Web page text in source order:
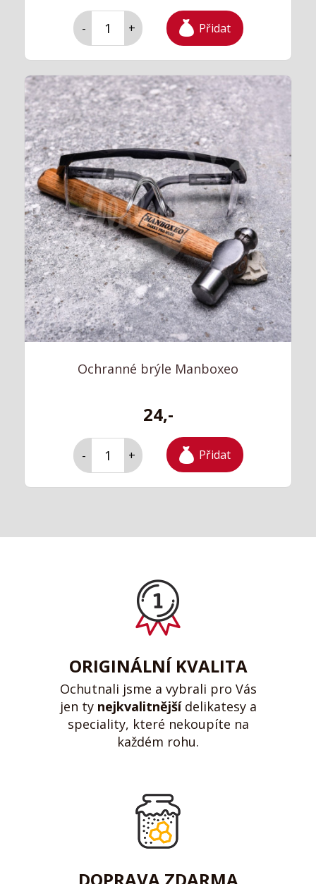
- + Přidat
Ochranné brýle Manboxeo
24,-
- + Přidat
ORIGINÁLNÍ KVALITA
Ochutnali jsme a vybrali pro Vás
jen ty nejkvalitnějšídelikatesy a
speciality, které nekoupíte na
každém rohu.
DOPRAVA ZDARMA